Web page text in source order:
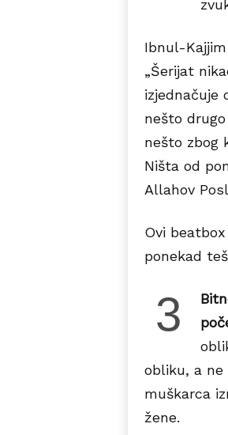
Ibnul-
„Šerijat
izjednačuje
nešto
nešto zbog
Ništa od
Allahov
Ovi
ponekad
3
obliku, a ne
muškarca
žene.